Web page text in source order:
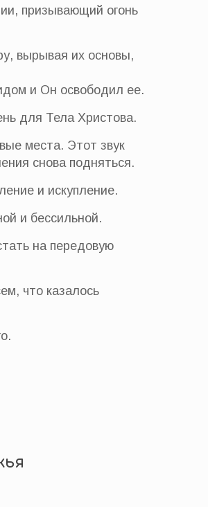
призывающий огонь
вырывая их основы,
и Он освободил ее.
для Тела Христова.
места. Этот звук
снова подняться.
и искупление.
и бессильной.
на передовую
что казалось